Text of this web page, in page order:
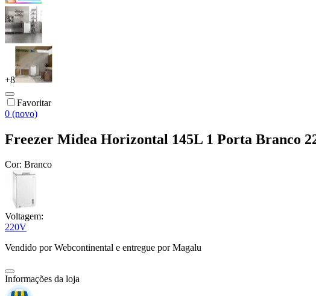
+8
Favoritar
0 (novo)
Freezer Midea Horizontal 145L 1 Porta Branco
Cor: Branco
Voltagem:
220V
Vendido porWebcontinental e entregue por Magalu
Informações da loja